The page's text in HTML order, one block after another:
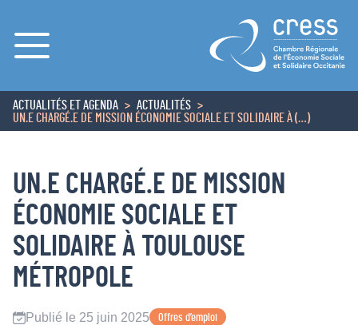
Menu
ACCUEIL
ACTUALITÉS ET AGENDA
ACTUALITÉS
UN.E CHARGÉ.E DE MISSION ÉCONOMIE SOCIALE ET SOLIDAIRE À (…)
UN.E CHARGÉ.E DE MISSION
ÉCONOMIE SOCIALE ET
SOLIDAIRE À TOULOUSE
MÉTROPOLE
Publié le 25 juin 2025 Offres d’emploi